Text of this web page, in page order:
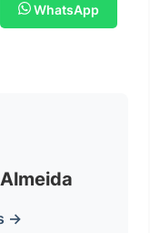
WhatsApp
→